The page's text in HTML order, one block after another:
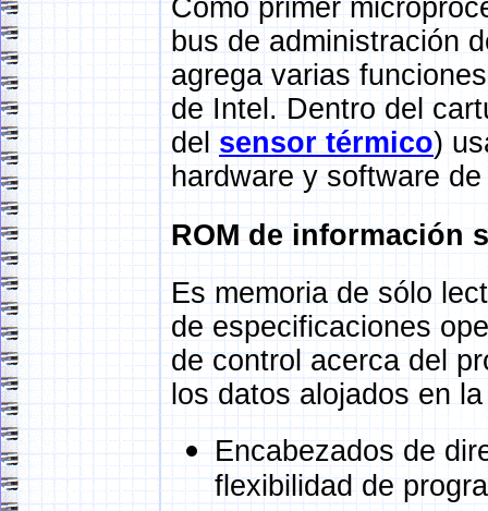
Como primer
bus de administración
agrega varias
de Intel. Dentro del
del sensor térmico)
hardware y software
ROM de información
Es memoria de sólo
de especificaciones
de control acerca del
los datos alojados en
Encabezados de
flexibilidad de